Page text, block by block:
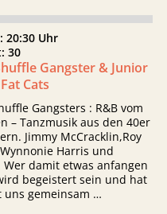
20:30 Uhr
30
Gangster & Junior
Cats
Gangsters : R&B vom
– Tanzmusik aus den 40er
Jimmy McCracklin,Roy
Harris und
Wer damit etwas anfangen
begeistert sein und hat
uns gemeinsam …